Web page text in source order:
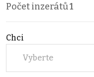
Počet inzerátů1
Chci
Vyberte